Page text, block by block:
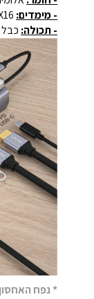
- מימדים:
- תכולה: כבל
* נפח